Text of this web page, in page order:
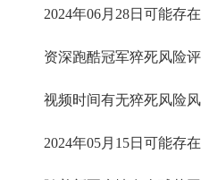
2024年06月28日可能存
资深跑酷冠军猝死风险
视频时间有无猝死风险
2024年05月15日可能存